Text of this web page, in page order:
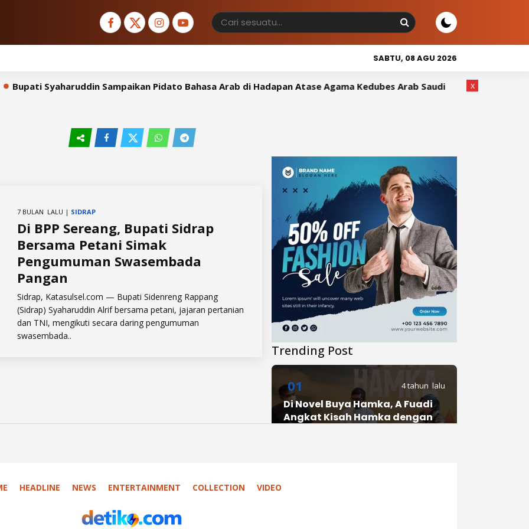
SABTU, 08 AGU 2026
Syaharuddin Sampaikan Pidato Bahasa Arab di Hadapan Atase Agama Kedubes Arab Saudi Wakil Bupati
7 BULAN LALU | SIDRAP
Di BPP Sereang, Bupati Sidrap
Bersama Petani Simak
Pengumuman Swasembada
Pangan
Sidrap, Katasulsel.com — Bupati Sidenreng Rappang
(Sidrap) Syaharuddin Alrif bersama petani, jajaran pertanian
dan TNI, mengikuti secara daring pengumuman
swasembada..
Trending Post
01 4 tahun lalu
Di Novel Buya Hamka, A Fuadi
Angkat Kisah Hamka dengan
x
HEADLINE NEWS ENTERTAINMENT COLLECTION VIDEO